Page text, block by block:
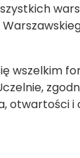
wszelkim
otwartości i